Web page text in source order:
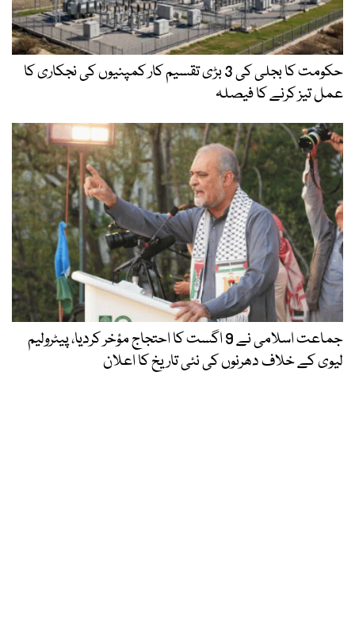
حکومت کا بجلی کی 3 بڑی تقسیم کار کمپنیوں کی نجکاری کا
عمل تیز کرنے کا فیصلہ
جماعت اسلامی نے 9 اگست کا احتجاج مؤخر کردیا، پیٹرولیم
لیوی کے خلاف دھرنوں کی نئی تاریخ کا اعلان